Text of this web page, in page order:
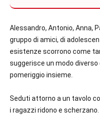
Alessandro, Antonio, Anna,
gruppo di amici, di
esistenze scorrono come
suggerisce un modo
pomeriggio insieme.
Seduti attorno a un tavolo
i ragazzi ridono e